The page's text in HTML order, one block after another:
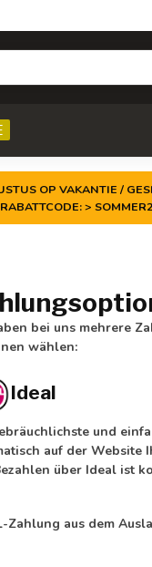
OP VAKANTIE /
>
bei uns mehrere
wählen:
Ideal
und
auf der Website
über Ideal ist
Zahlung aus dem